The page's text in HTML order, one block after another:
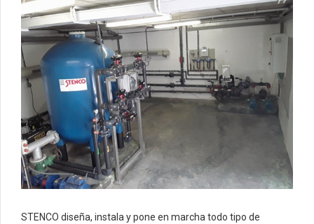
STENCO diseña, instala y pone en marcha todo tipo de